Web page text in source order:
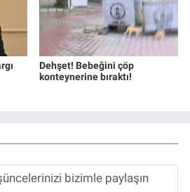
Dehşet! Bebeğini çöp
konteynerine bıraktı!